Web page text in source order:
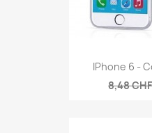
IPhone 6 -
8,48 CHF